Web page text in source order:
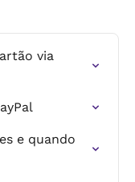
via
e quando